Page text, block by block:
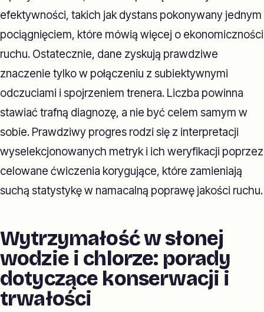
efektywności, takich jak dystans pokonywany jednym
pociągnięciem, które mówią więcej o ekonomiczności
ruchu. Ostatecznie, dane zyskują prawdziwe
znaczenie tylko w połączeniu z subiektywnymi
odczuciami i spojrzeniem trenera. Liczba powinna
stawiać trafną diagnozę, a nie być celem samym w
sobie. Prawdziwy progres rodzi się z interpretacji
wyselekcjonowanych metryk i ich weryfikacji poprzez
celowane ćwiczenia korygujące, które zamieniają
suchą statystykę w namacalną poprawę jakości ruchu.
Wytrzymałość w słonej
wodzie i chlorze: porady
dotyczące konserwacji i
trwałości